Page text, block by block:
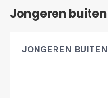
Jongeren
JONGEREN